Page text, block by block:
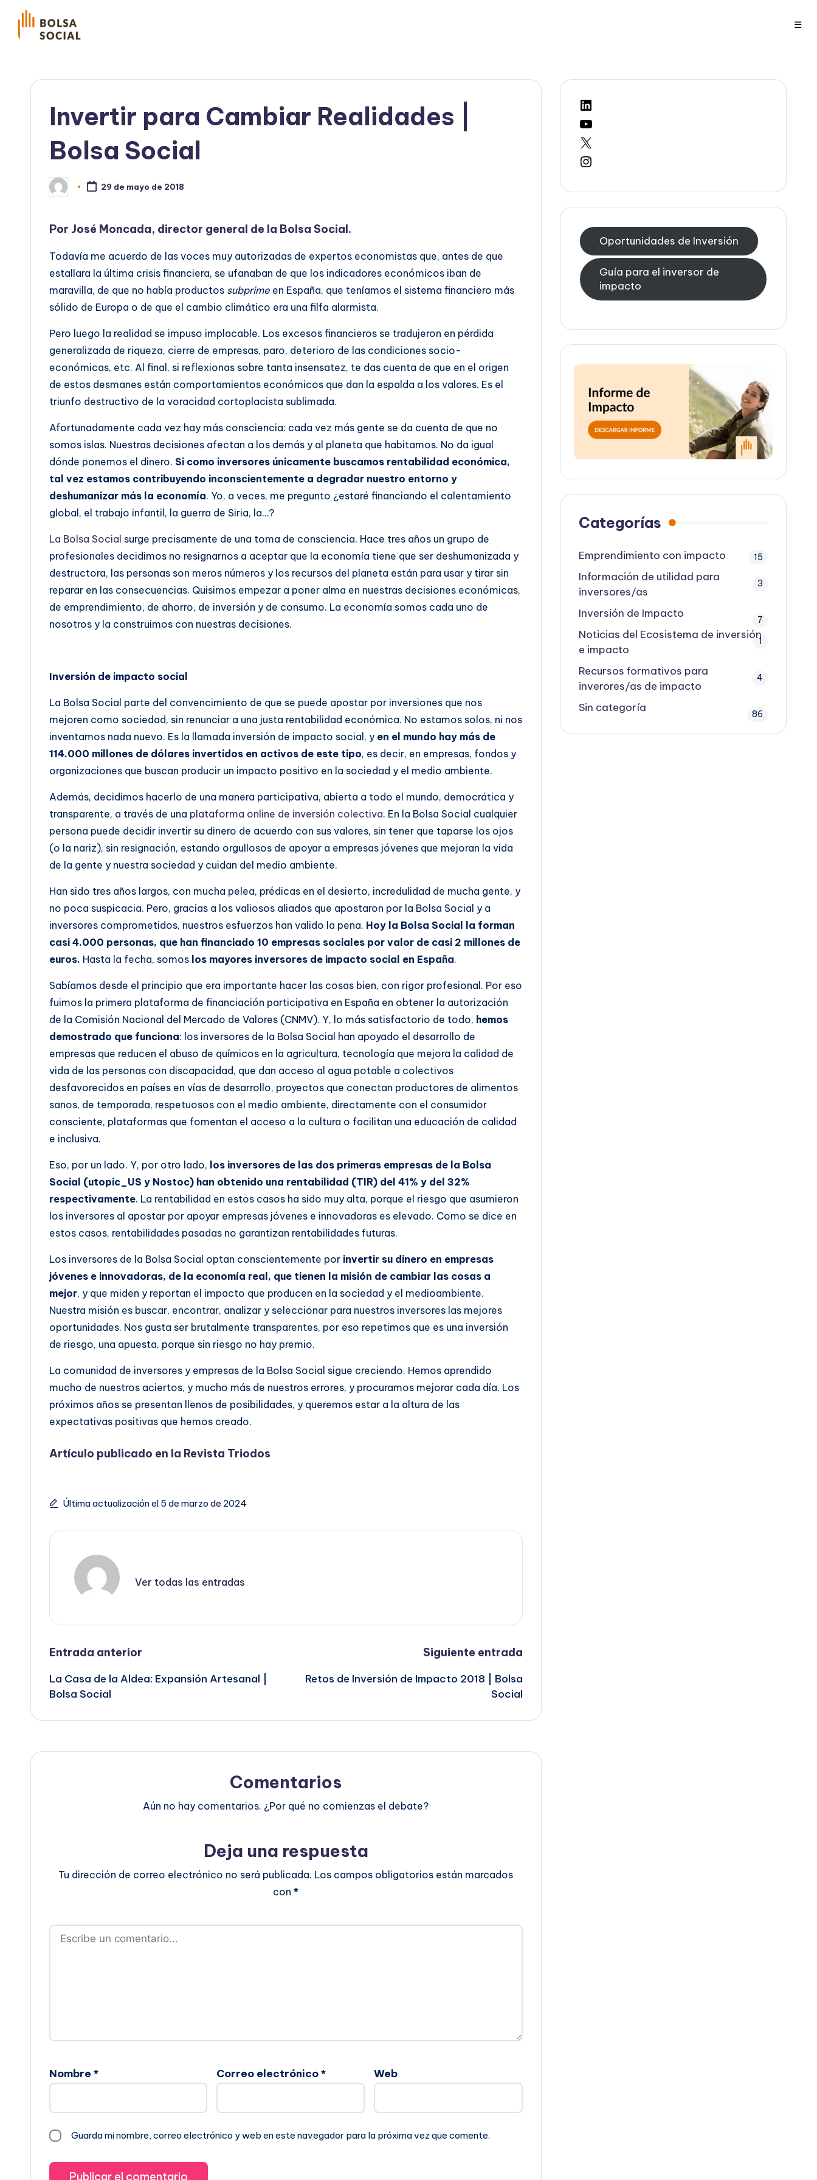
☰
Invertir para Cambiar Realidades |
Bolsa Social
Publicado
por
29 de mayo de 2018
Por José Moncada, director general de la Bolsa Social.
Todavía me acuerdo de las voces muy autorizadas de expertos economistas que, antes de que
estallara la última crisis financiera, se ufanaban de que los indicadores económicos iban de
maravilla, de que no había productos subprime en España, que teníamos el sistema financiero más
sólido de Europa o de que el cambio climático era una filfa alarmista.
Pero luego la realidad se impuso implacable. Los excesos financieros se tradujeron en pérdida
generalizada de riqueza, cierre de empresas, paro, deterioro de las condiciones socio-
económicas, etc. Al final, si reflexionas sobre tanta insensatez, te das cuenta de que en el origen
de estos desmanes están comportamientos económicos que dan la espalda a los valores. Es el
triunfo destructivo de la voracidad cortoplacista sublimada.
Afortunadamente cada vez hay más consciencia: cada vez más gente se da cuenta de que no
somos islas. Nuestras decisiones afectan a los demás y al planeta que habitamos. No da igual
dónde ponemos el dinero. Si como inversores únicamente buscamos rentabilidad económica,
tal vez estamos contribuyendo inconscientemente a degradar nuestro entorno y
deshumanizar más la economía. Yo, a veces, me pregunto ¿estaré financiando el calentamiento
global, el trabajo infantil, la guerra de Siria, la…?
La Bolsa Social surge precisamente de una toma de consciencia. Hace tres años un grupo de
profesionales decidimos no resignarnos a aceptar que la economía tiene que ser deshumanizada y
destructora, las personas son meros números y los recursos del planeta están para usar y tirar sin
reparar en las consecuencias. Quisimos empezar a poner alma en nuestras decisiones económicas,
de emprendimiento, de ahorro, de inversión y de consumo. La economía somos cada uno de
nosotros y la construimos con nuestras decisiones.
Inversión de impacto social
La Bolsa Social parte del convencimiento de que se puede apostar por inversiones que nos
mejoren como sociedad, sin renunciar a una justa rentabilidad económica. No estamos solos, ni nos
inventamos nada nuevo. Es la llamada inversión de impacto social, y en el mundo hay más de
114.000 millones de dólares invertidos en activos de este tipo, es decir, en empresas, fondos y
organizaciones que buscan producir un impacto positivo en la sociedad y el medio ambiente.
Además, decidimos hacerlo de una manera participativa, abierta a todo el mundo, democrática y
transparente, a través de una plataforma online de inversión colectiva. En la Bolsa Social cualquier
persona puede decidir invertir su dinero de acuerdo con sus valores, sin tener que taparse los ojos
(o la nariz), sin resignación, estando orgullosos de apoyar a empresas jóvenes que mejoran la vida
de la gente y nuestra sociedad y cuidan del medio ambiente.
Han sido tres años largos, con mucha pelea, prédicas en el desierto, incredulidad de mucha gente, y
no poca suspicacia. Pero, gracias a los valiosos aliados que apostaron por la Bolsa Social y a
inversores comprometidos, nuestros esfuerzos han valido la pena. Hoy la Bolsa Social la forman
casi 4.000 personas, que han financiado 10 empresas sociales por valor de casi 2 millones de
euros. Hasta la fecha, somos los mayores inversores de impacto social en España.
Sabíamos desde el principio que era importante hacer las cosas bien, con rigor profesional. Por eso
fuimos la primera plataforma de financiación participativa en España en obtener la autorización
de la Comisión Nacional del Mercado de Valores (CNMV). Y, lo más satisfactorio de todo, hemos
demostrado que funciona: los inversores de la Bolsa Social han apoyado el desarrollo de
empresas que reducen el abuso de químicos en la agricultura, tecnología que mejora la calidad de
vida de las personas con discapacidad, que dan acceso al agua potable a colectivos
desfavorecidos en países en vías de desarrollo, proyectos que conectan productores de alimentos
sanos, de temporada, respetuosos con el medio ambiente, directamente con el consumidor
consciente, plataformas que fomentan el acceso a la cultura o facilitan una educación de calidad
e inclusiva.
Eso, por un lado. Y, por otro lado, los inversores de las dos primeras empresas de la Bolsa
Social (utopic_US y Nostoc) han obtenido una rentabilidad (TIR) del 41% y del 32%
respectivamente. La rentabilidad en estos casos ha sido muy alta, porque el riesgo que asumieron
los inversores al apostar por apoyar empresas jóvenes e innovadoras es elevado. Como se dice en
estos casos, rentabilidades pasadas no garantizan rentabilidades futuras.
Los inversores de la Bolsa Social optan conscientemente por invertir su dinero en empresas
jóvenes e innovadoras, de la economía real, que tienen la misión de cambiar las cosas a
mejor, y que miden y reportan el impacto que producen en la sociedad y el medioambiente.
Nuestra misión es buscar, encontrar, analizar y seleccionar para nuestros inversores las mejores
oportunidades. Nos gusta ser brutalmente transparentes, por eso repetimos que es una inversión
de riesgo, una apuesta, porque sin riesgo no hay premio.
La comunidad de inversores y empresas de la Bolsa Social sigue creciendo. Hemos aprendido
mucho de nuestros aciertos, y mucho más de nuestros errores, y procuramos mejorar cada día. Los
próximos años se presentan llenos de posibilidades, y queremos estar a la altura de las
expectativas positivas que hemos creado.
Artículo publicado en la Revista Triodos
Última actualización el 5 de marzo de 2024
Ver todas las entradas
Navegación
de
entradas
Entrada anterior
La Casa de la Aldea: Expansión Artesanal |
Bolsa Social
Siguiente entrada
Retos de Inversión de Impacto 2018 | Bolsa
Social
Comentarios
Aún no hay comentarios. ¿Por qué no comienzas el debate?
Deja una respuesta
Tu dirección de correo electrónico no será publicada. Los campos obligatorios están marcados
con*
Nombre * Correo electrónico* Web
Guarda mi nombre, correo electrónico y web en este navegador para la próxima vez que comente.
Oportunidades de Inversión
Guía para el inversor de
impacto
Categorías
Emprendimiento con impacto 15
Información de utilidad para
inversores/as
3
Inversión de Impacto 7
Noticias del Ecosistema de inversión
e impacto
1
Recursos formativos para
inverores/as de impacto
4
Sin categoría 86